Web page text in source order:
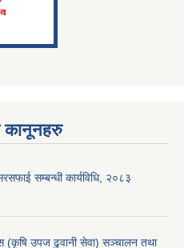
कानूनहरु
सम्बन्धी कार्यविधि, २०८३
(कृषि उपज ढुवानी सेवा) सञ्चालन तथा